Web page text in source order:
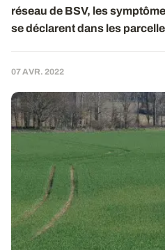
réseau de BSV, les
se déclarent dans les
07 AVR. 2022